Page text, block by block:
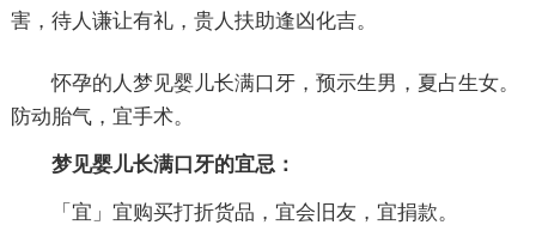
害，待人谦让有礼，贵人扶助逢凶化吉。
怀孕的人梦见婴儿长满口牙，预示生男，夏占生女。
防动胎气，宜手术。
梦见婴儿长满口牙的宜忌：
「宜」宜购买打折货品，宜会旧友，宜捐款。